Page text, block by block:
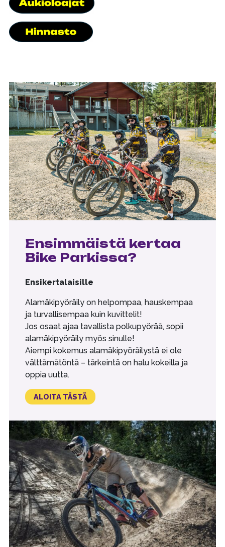
Ensimmäistä kertaa
Bike Parkissa?
Ensikertalaisille
Alamäkipyöräily on helpompaa, hauskempaa
ja turvallisempaa kuin kuvittelit!
Jos osaat ajaa tavallista polkupyörää, sopii
alamäkipyöräily myös sinulle!
Aiempi kokemus alamäkipyöräilystä ei ole
välttämätöntä – tärkeintä on halu kokeilla ja
oppia uutta.
ALOITA TÄSTÄ